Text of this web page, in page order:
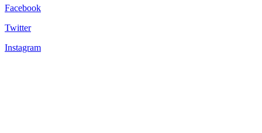
Facebook
Twitter
Instagram